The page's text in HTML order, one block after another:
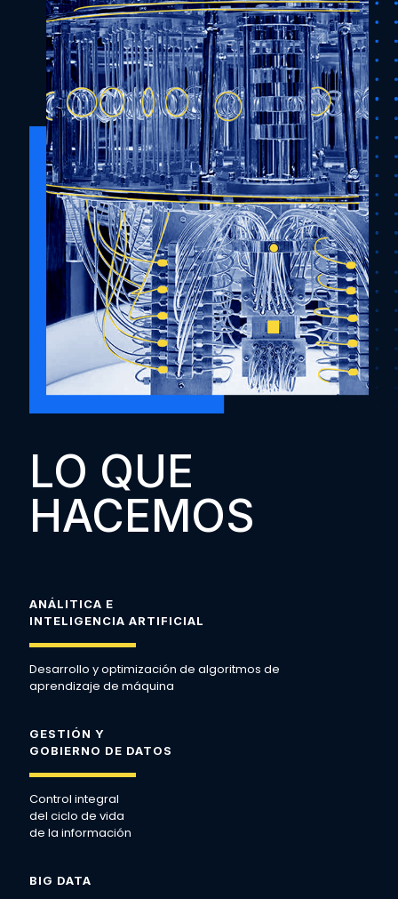
LO QUE
HACEMOS
ANÁLITICA E
INTELIGENCIA ARTIFICIAL
Desarrollo y optimización de algoritmos de
aprendizaje de máquina
GESTIÓN Y
GOBIERNO DE DATOS
Control integral
del ciclo de vida
de la información
BIG DATA